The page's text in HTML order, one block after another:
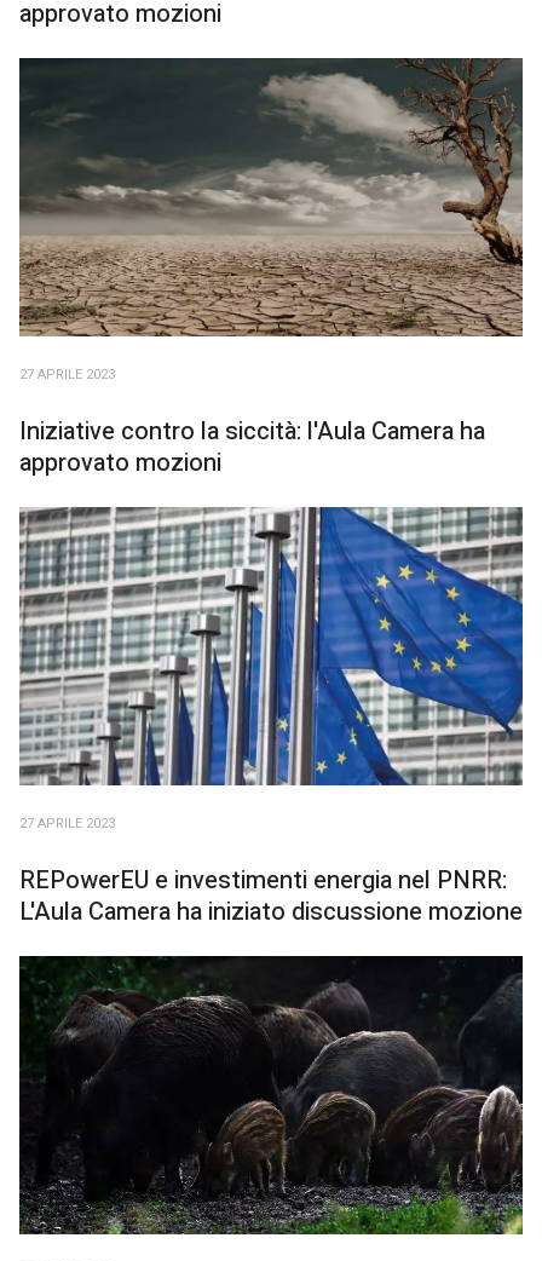
approvato mozioni
27 APRILE 2023
Iniziative contro la siccità: l'Aula Camera ha
approvato mozioni
27 APRILE 2023
REPowerEU e investimenti energia nel PNRR:
L'Aula Camera ha iniziato discussione mozione